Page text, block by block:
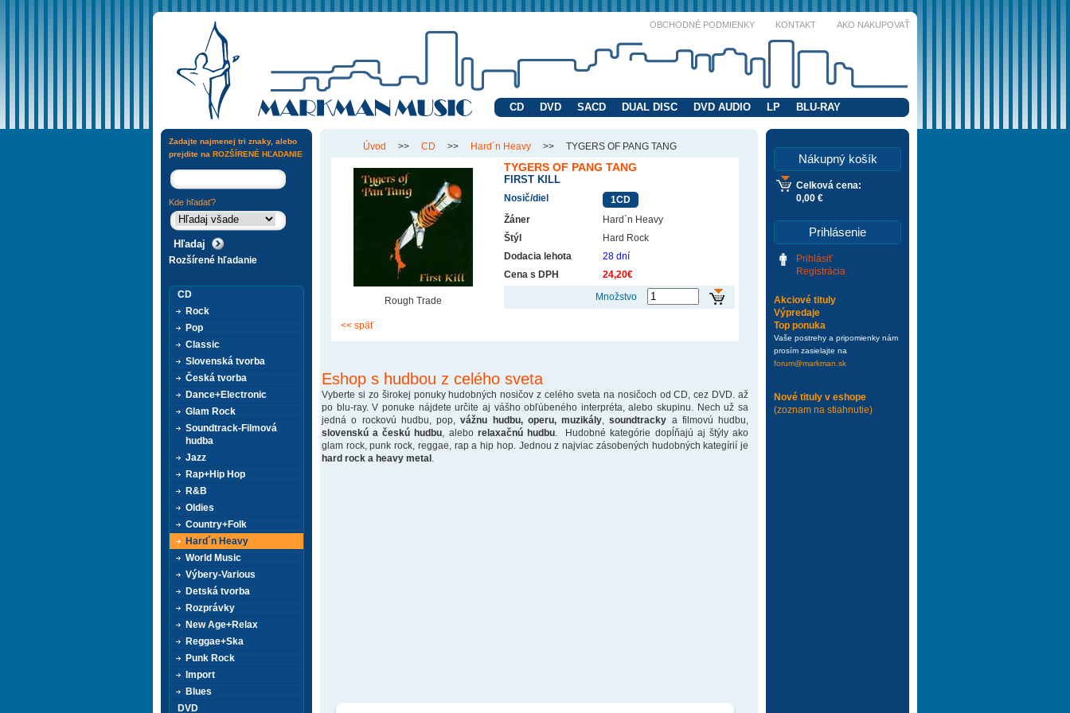
OBCHODNÉ PODMIENKY KONTAKT AKO NAKUPOVAŤ
CD DVD SACD DUAL DISC DVD AUDIO LP BLU-RAY
Úvod >> CD >> Hard´n Heavy >> TYGERS OF PANG TANG
Rough Trade
TYGERS OF PANG TANG
FIRST KILL
Nosič/diel
1CD
Žáner
Hard`n Heavy
Štýl
Hard Rock
Dodacia lehota
28 dní
Cena s DPH
24,20€
Množstvo
<< späť
Eshop s hudbou z celého sveta
Vyberte si zo širokej ponuky hudobných nosičov z celého sveta na nosičoch od CD, cez DVD. až
po blu-ray. V ponuke nájdete určite aj vášho obľúbeného interpréta, alebo skupinu. Nech už sa
jedná o rockovú hudbu, pop,vážnu hudbu, operu, muzikály ,soundtracky a filmovú hudbu,
slovenskú a českú hudbu , alebo relaxačnú hudbu. Hudobné kategórie dopĺňajú aj štýly ako
glam rock, punk rock, reggae, rap a hip hop. Jednou z najviac zásobených hudobných kategírií je
hard rock a heavy metal
Nákupný košík
Celková cena:
0,00 €
Prihlásenie
Prihlásiť
Registrácia
Akciové tituly
Výpredaje
Top ponuka
Vaše postrehy a pripomienky nám
prosím zasielajte na
forum@markman.sk
Nové tituly v eshope
(zoznam na stiahnutie)
Zadajte najmenej tri znaky, alebo
prejdite na ROZŠÍRENÉ HĽADANIE
Kde hľadať?
Rozšírené hľadanie
CD
Rock
Pop
Classic
Slovenská tvorba
Česká tvorba
Dance+Electronic
Glam Rock
Soundtrack-Filmová
hudba
Jazz
Rap+Hip Hop
R&B
Oldies
Country+Folk
Hard´n Heavy
World Music
Výbery-Various
Detská tvorba
Rozprávky
New Age+Relax
Reggae+Ska
Punk Rock
Import
Blues
DVD